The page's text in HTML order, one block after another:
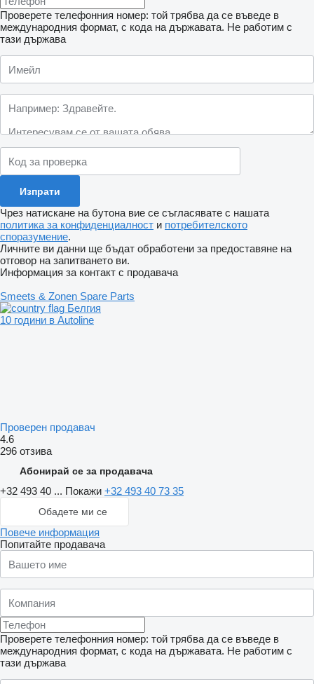
Проверете телефонния номер: той трябва да се въведе в
международния формат, с кода на държавата. Не работим с
тази държава
Чрез натискане на бутона вие се съгласявате с нашата
политика за конфиденциалност и потребителското
споразумение.
Личните ви данни ще бъдат обработени за предоставяне на
отговор на запитването ви.
Информация за контакт с продавача
Smeets & Zonen Spare Parts
Белгия
10 години в Autoline
Проверен продавач
4.6
296 отзива
Абонирай се за продавача
+32 493 40 ... Покажи +32 493 40 73 35
Обадете ми се
Повече информация
Попитайте продавача
Проверете телефонния номер: той трябва да се въведе в
международния формат, с кода на държавата. Не работим с
тази държава